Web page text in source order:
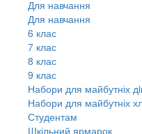
Для навчання
Для навчання
6 клас
7 клас
8 клас
9 клас
Набори для майбутніх
Набори для майбутніх
Студентам
Шкільний ярмарок